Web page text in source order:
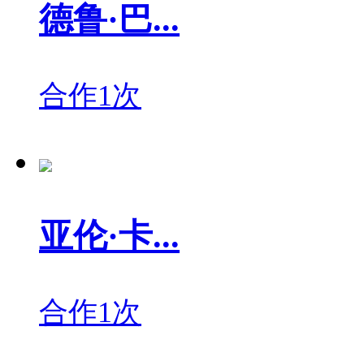
德鲁·巴...
合作1次
亚伦·卡...
合作1次